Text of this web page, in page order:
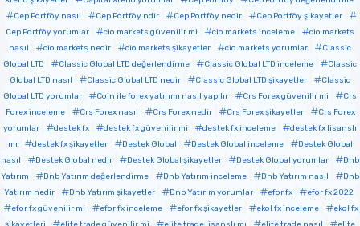
Cep Portföy nasıl
Cep Portföy ndir Cep Portföy nedir
Cep Portföy şikayetler
Cep Portföy yorumlar
cio markets güvenilir mi cio markets inceleme
cio markets
nasıl
cio markets nedir cio markets şikayetler cio markets yorumlar
Classic
Global LTD
Classic Global LTD değerlendirme Classic Global LTD inceleme
Classic
Global LTD nasıl
Classic Global LTD nedir Classic Global LTD şikayetler
Classic
Global LTD yorumlar
Coin ile forex yatırımı nasıl yapılır Crs Forex güvenilir mi
Crs
Forex inceleme
Crs Forex nasıl Crs Forex nedir Crs Forex şikayetler
Crs Forex
yorumlar
destek fx destek fx güvenilir mi destek fx inceleme
destek fx lisanslı
mı
destek fx şikayetler Destek Global Destek Global inceleme
Destek Global
nasıl
Destek Global nedir Destek Global şikayetler Destek Global yorumlar
Dnb
Yatırım
Dnb Yatırım değerlendirme Dnb Yatırım inceleme Dnb Yatırım nasıl
Dnb
Yatırım nedir
Dnb Yatırım şikayetler Dnb Yatırım yorumlar efor fx
efor fx 2022
efor fx güvenilir mi
efor fx inceleme efor fx şikayetler ekol fx inceleme
ekol fx